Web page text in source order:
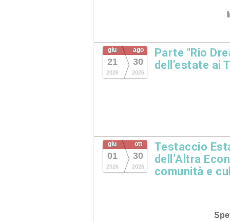
giu
21
2026
ago
30
2026
Parte "Rio
dell'estate ai
giu
01
2026
ott
30
2026
Testaccio
dell’Altra
comunità e